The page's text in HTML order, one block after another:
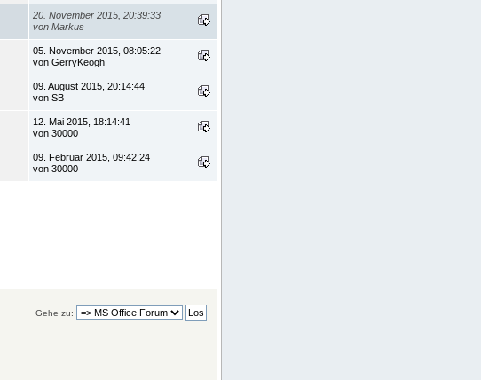
20. November 2015, 20:39:33
von Markus
05. November 2015, 08:05:22
von GerryKeogh
09. August 2015, 20:14:44
von SB
12. Mai 2015, 18:14:41
von 30000
09. Februar 2015, 09:42:24
von 30000
Gehe zu: